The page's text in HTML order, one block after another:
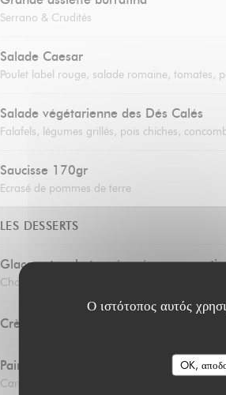
Ο ιστότοπος αυτός
OK,
Serrano & Crudités
Salade Caesar
Poulet label rouge, salade romaine, tomates,
Salade végétarienne des Dés Calés
Falafels, légumes grillés, pois chiches,
Saucisse 170gr
Ecrasé de pommes de terre
LES DESSERTS
Glaces et sorbets préparés par un
Chocolat, vanille, noix de coco, framboise,
Crème brûlée
Pain perdu
Caramel au beurre salé & chantilly